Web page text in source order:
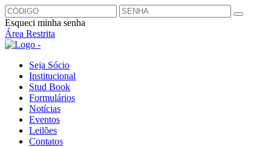
Esqueci minha senha
Área Restrita
Seja Sócio
Institucional
Stud Book
Formulários
Notícias
Eventos
Leilões
Contatos